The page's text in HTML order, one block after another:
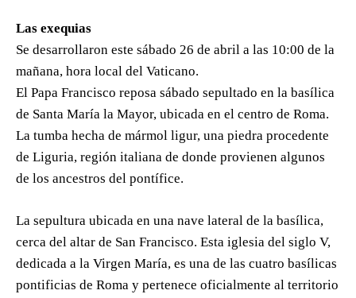
Las exequias
Se desarrollaron este sábado 26 de abril a las 10:00 de la
mañana, hora local del Vaticano.
El Papa Francisco reposa sábado sepultado en la basílica
de Santa María la Mayor, ubicada en el centro de Roma.
La tumba hecha de mármol ligur, una piedra procedente
de Liguria, región italiana de donde provienen algunos
de los ancestros del pontífice.
La sepultura ubicada en una nave lateral de la basílica,
cerca del altar de San Francisco. Esta iglesia del siglo V,
dedicada a la Virgen María, es una de las cuatro basílicas
pontificias de Roma y pertenece oficialmente al territorio